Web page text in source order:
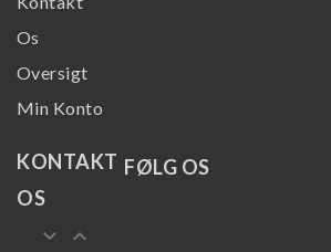
Os
Oversigt
Min Konto
KONTAKT
OS
keyboard_arrow_down keyboard_arrow_up
FØLG OS